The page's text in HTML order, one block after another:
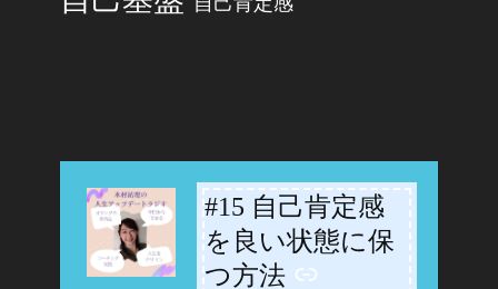
#15 自己肯定感
を良い状態に保
つ方法
-